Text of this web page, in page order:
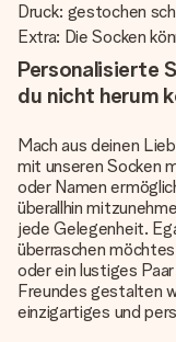
Druck: gestochen
Extra: Die Socken
Personalisierte
du nicht herum
Mach aus deinen
mit unseren Socken
oder Namen
überallhin
jede Gelegenheit.
überraschen
oder ein lustiges
Freundes gestalten
einzigartiges und